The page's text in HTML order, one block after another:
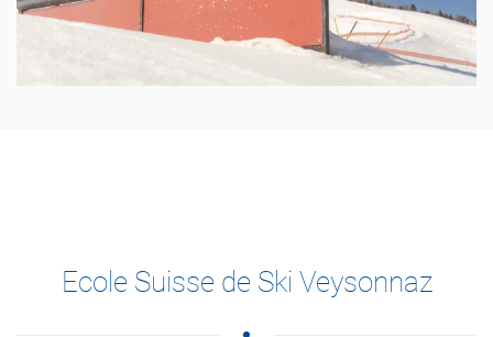
Ecole Suisse de Ski Veysonnaz